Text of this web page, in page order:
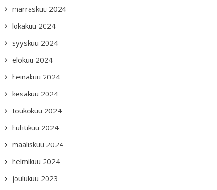
marraskuu 2024
lokakuu 2024
syyskuu 2024
elokuu 2024
heinäkuu 2024
kesäkuu 2024
toukokuu 2024
huhtikuu 2024
maaliskuu 2024
helmikuu 2024
joulukuu 2023